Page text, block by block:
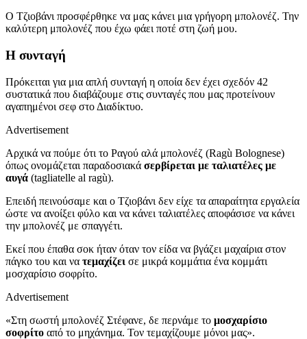
Ο Τζιοβάνι προσφέρθηκε να μας κάνει μια γρήγορη μπολονέζ. Την
καλύτερη μπολονέζ που έχω φάει ποτέ στη ζωή μου.
Η συνταγή
Πρόκειται για μια απλή συνταγή η οποία δεν έχει σχεδόν 42
συστατικά που διαβάζουμε στις συνταγές που μας προτείνουν
αγαπημένοι σεφ στο Διαδίκτυο.
Advertisement
Αρχικά να πούμε ότι το Ραγού αλά μπολονέζ (Ragù Bolognese)
όπως ονομάζεται παραδοσιακά σερβίρεται με ταλιατέλες με
αυγά (tagliatelle al ragù).
Επειδή πεινούσαμε και ο Τζιοβάνι δεν είχε τα απαραίτητα εργαλεία
ώστε να ανοίξει φύλο και να κάνει ταλιατέλες αποφάσισε να κάνει
την μπολονέζ με σπαγγέτι.
Εκεί που έπαθα σοκ ήταν όταν τον είδα να βγάζει μαχαίρια στον
πάγκο του και να τεμαχίζει σε μικρά κομμάτια ένα κομμάτι
μοσχαρίσιο σοφρίτο.
Advertisement
«Στη σωστή μπολονέζ Στέφανε, δε περνάμε το μοσχαρίσιο
σοφρίτο από το μηχάνημα. Τον τεμαχίζουμε μόνοι μας».